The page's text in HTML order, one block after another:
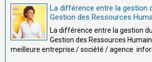
La différence entre la gestion
Gestion des Ressources
La différence entre la gestion
Gestion des Ressources
meilleure entreprise / société / agence